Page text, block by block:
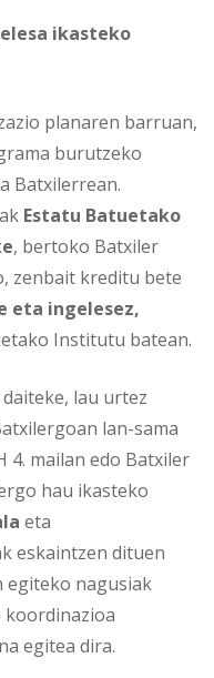
ikasteko
planaren barruan,
burutzeko
Batxilerrean.
Estatu Batuetako
, bertoko Batxiler
zenbait kreditu bete
eta ingelesez,
Institutu batean.
lau urtez
lan-sama
4. mailan edo Batxiler
hau ikasteko
eta
eskaintzen dituen
nagusiak
egitea dira.